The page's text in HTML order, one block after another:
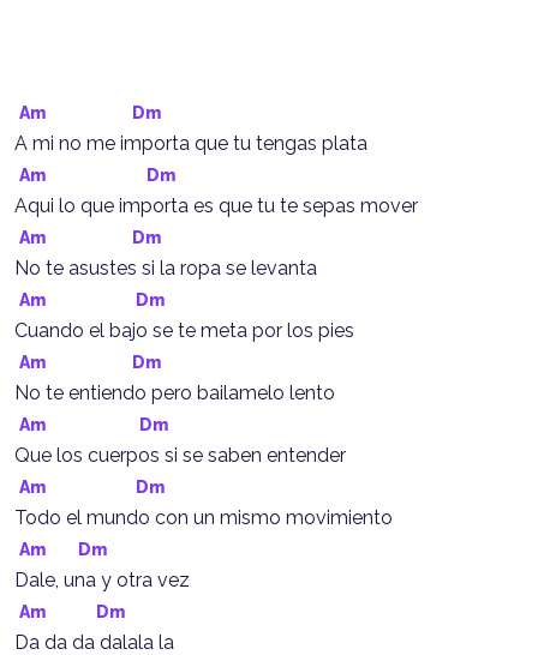
Am Dm
A mi no me importa que tu tengas plata
Am Dm
Aqui lo que importa es que tu te sepas mover
Am Dm
No te asustes si la ropa se levanta
Am Dm
Cuando el bajo se te meta por los pies
Am Dm
No te entiendo pero bailamelo lento
Am Dm
Que los cuerpos si se saben entender
Am Dm
Todo el mundo con un mismo movimiento
Am Dm
Dale, una y otra vez
Am Dm
Da da da dalala la